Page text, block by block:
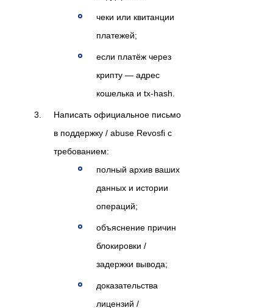
чеки или квитанции
платежей;
если платёж через
крипту — адрес
кошелька и tx-hash.
Написать официальное письмо
в поддержку / abuse Revosfi с
требованием:
полный архив ваших
данных и истории
операций;
объяснение причин
блокировки /
задержки вывода;
доказательства
лицензий /